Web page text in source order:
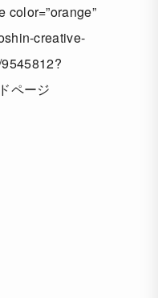
creative-
ページ